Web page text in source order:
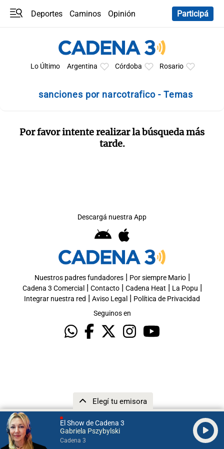
El Show de Cadena 3
Gabriela Pszybylski
Cadena 3
Elegí tu emisora
Deportes Caminos
Opinión
Participá
Lo Último Argentina Córdoba Rosario
sanciones por narcotrafico - Temas
Por favor intente realizar la búsqueda más
tarde.
Descargá nuestra App
Nuestros padres fundadores| Por siempre Mario|
Cadena 3 Comercial | Contacto| Cadena Heat | La Popu |
Integrar nuestra red | Aviso Legal | Política de Privacidad
Seguinos en